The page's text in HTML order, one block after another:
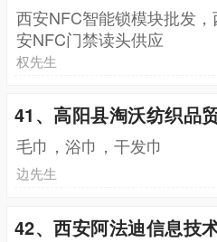
西安NFC智能锁模块批发
安NFC门禁读头供应
权先生
41、高阳县淘沃纺织品
毛巾，浴巾，干发巾
边先生
42、西安阿法迪信息技